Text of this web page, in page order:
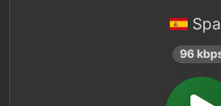
96